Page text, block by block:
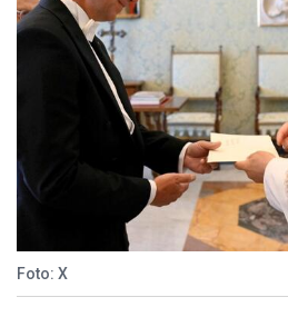
Foto: X